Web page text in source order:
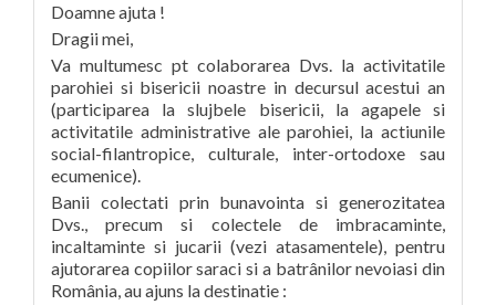
Doamne ajuta !
Dragii mei,
Va multumesc pt colaborarea Dvs. la activitatile
parohiei si bisericii noastre in decursul acestui an
(participarea la slujbele bisericii, la agapele si
activitatile administrative ale parohiei, la actiunile
social-filantropice, culturale, inter-ortodoxe sau
ecumenice).
Banii colectati prin bunavointa si generozitatea
Dvs., precum si colectele de imbracaminte,
incaltaminte si jucarii (vezi atasamentele), pentru
ajutorarea copiilor saraci si a batrânilor nevoiasi din
România, au ajuns la destinatie :